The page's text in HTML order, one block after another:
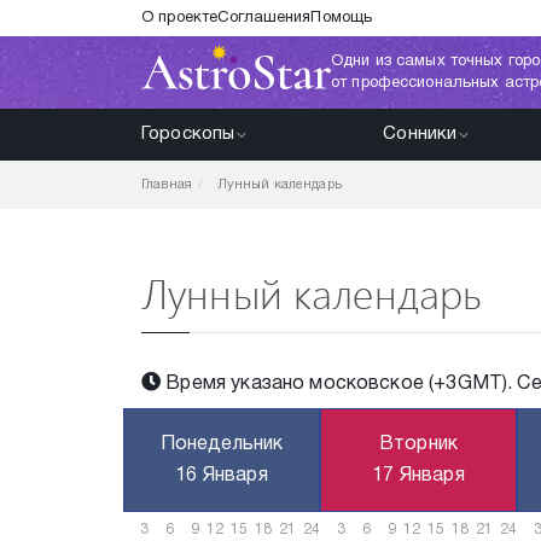
О проектеСоглашения Помощь
Одни из самых точных
от профессиональных
Гороскопы Сонники
Главная Лунный календарь
Лунный календарь
Время указано московское (+3GMT).
Понедельник
16 Января
Вторник
17 Января
3 6 9 12 15 18 21 24 3 6 9 12 15 18 21 24 3